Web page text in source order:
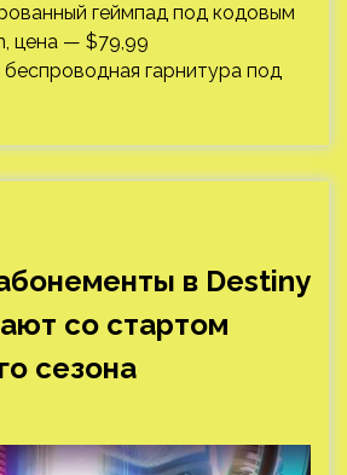
геймпад под кодовым
цена — $79,99
гарнитура под
в Destiny
со стартом
сезона